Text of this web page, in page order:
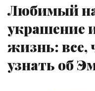
Любимый
украшение
жизнь: все,
узнать об